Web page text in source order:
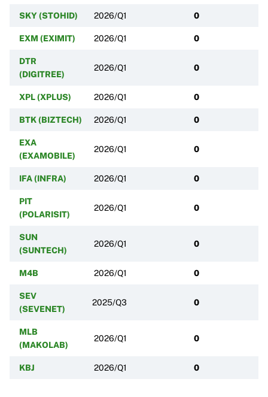
SKY (STOHID) 2026/Q1 0
EXM (EXIMIT) 2026/Q1 0
DTR
(DIGITREE)
2026/Q1 0
XPL (XPLUS) 2026/Q1 0
BTK (BIZTECH) 2026/Q1 0
EXA
(EXAMOBILE)
2026/Q1 0
IFA (INFRA) 2026/Q1 0
PIT
(POLARISIT)
2026/Q1 0
SUN
(SUNTECH)
2026/Q1 0
M4B 2026/Q1 0
SEV
(SEVENET)
2025/Q3 0
MLB
(MAKOLAB)
2026/Q1 0
KBJ 2026/Q1 0